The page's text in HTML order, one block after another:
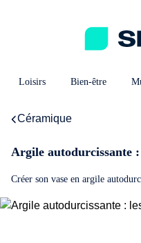
Loisirs Bien-être
Céramique
Argile autodurcissante
Créer son vase en argile